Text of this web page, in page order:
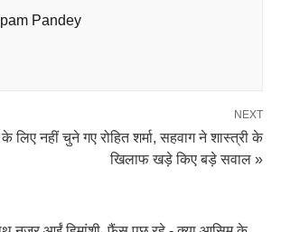
Pandey
NEXT
लिए नहीं चुने गए रोहित शर्मा, सहवाग ने शास्त्री के
खिलाफ खड़े किए बड़े सवाल »